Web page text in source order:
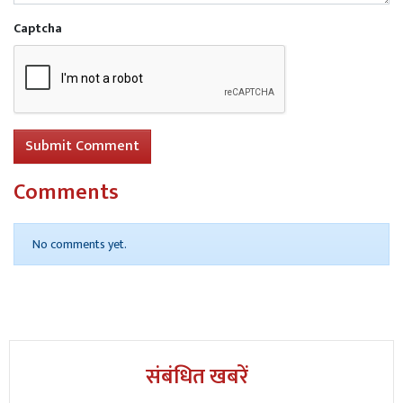
Read More
डगमगपुर में बड़ा हादसा: सुबह 6 बजे बिजली का
तार सुधारने पेड़ पर चढ़े एक व्यक्ति की करंट लगने से मौत
Captcha
Submit Comment
Comments
No comments yet.
संबंधित खबरें